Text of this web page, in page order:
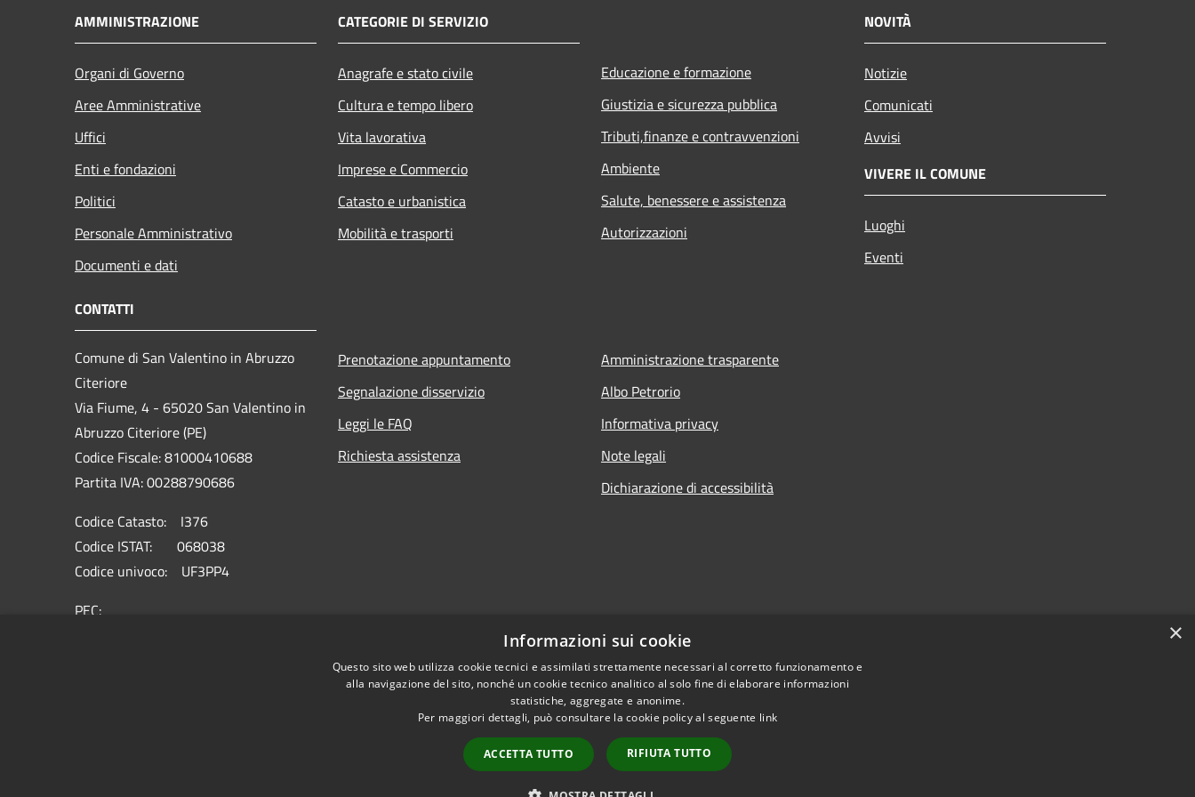
AMMINISTRAZIONE
Organi di Governo
Aree Amministrative
Uffici
Enti e fondazioni
Politici
Personale Amministrativo
Documenti e dati
CATEGORIE DI SERVIZIO
Anagrafe e stato civile
Cultura e tempo libero
Vita lavorativa
Imprese e Commercio
Catasto e urbanistica
Mobilità e trasporti
Educazione e formazione
Giustizia e sicurezza pubblica
Tributi,finanze e contravvenzioni
Ambiente
Salute, benessere e assistenza
Autorizzazioni
NOVITÀ
Notizie
Comunicati
Avvisi
VIVERE IL COMUNE
Luoghi
Eventi
CONTATTI
Comune di San Valentino in Abruzzo
Citeriore
Via Fiume, 4 - 65020 San Valentino in
Abruzzo Citeriore (PE)
Codice Fiscale: 81000410688
Partita IVA: 00288790686
Codice Catasto: I376
Codice ISTAT: 068038
Codice univoco: UF3PP4
PEC:
Prenotazione appuntamento
Segnalazione disservizio
Leggi le FAQ
Richiesta assistenza
Amministrazione trasparente
Albo Petrorio
Informativa privacy
Note legali
Dichiarazione di accessibilità
Copyright © 2026 • Comune di San Valentino in Abruzzo Citeriore • Powered by
×
Informazioni sui cookie
Questo sito web utilizza cookie tecnici e assimilati strettamente necessari al corretto funzionamento e
alla navigazione del sito, nonché un cookie tecnico analitico al solo fine di elaborare informazioni
statistiche, aggregate e anonime.
Per maggiori dettagli, può consultare la cookie policy al seguente link
ACCETTA TUTTO RIFIUTA TUTTO